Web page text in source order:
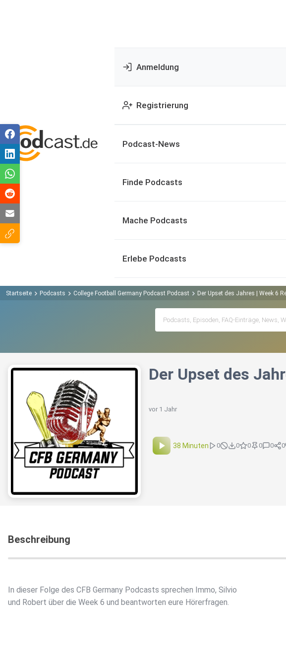
Anmeldung
Registrierung
Podcast-News
Finde Podcasts
Mache Podcasts
Erlebe Podcasts
Startseite Podcasts College Football Germany Podcast Podcast Der Upset des Jahres | Week 6
Der Upset des
vor 1 Jahr
38 Minuten 0 0 0 0 0 0
Beschreibung
In dieser Folge des CFB Germany Podcasts sprechen Immo, Silvio
und Robert über die Week 6 und beantworten eure Hörerfragen.